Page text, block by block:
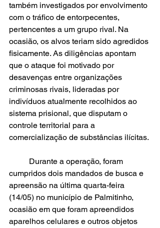
também investigados por envolvimento
com o tráfico de entorpecentes,
pertencentes a um grupo rival. Na
ocasião, os alvos teriam sido agredidos
fisicamente. As diligências apontam
que o ataque foi motivado por
desavenças entre organizações
criminosas rivais, lideradas por
indivíduos atualmente recolhidos ao
sistema prisional, que disputam o
controle territorial para a
comercialização de substâncias ilícitas.
cumpridos dois mandados de busca e
apreensão na última quarta-feira
(14/05) no município de Palmitinho,
ocasião em que foram apreendidos
aparelhos celulares e outros objetos